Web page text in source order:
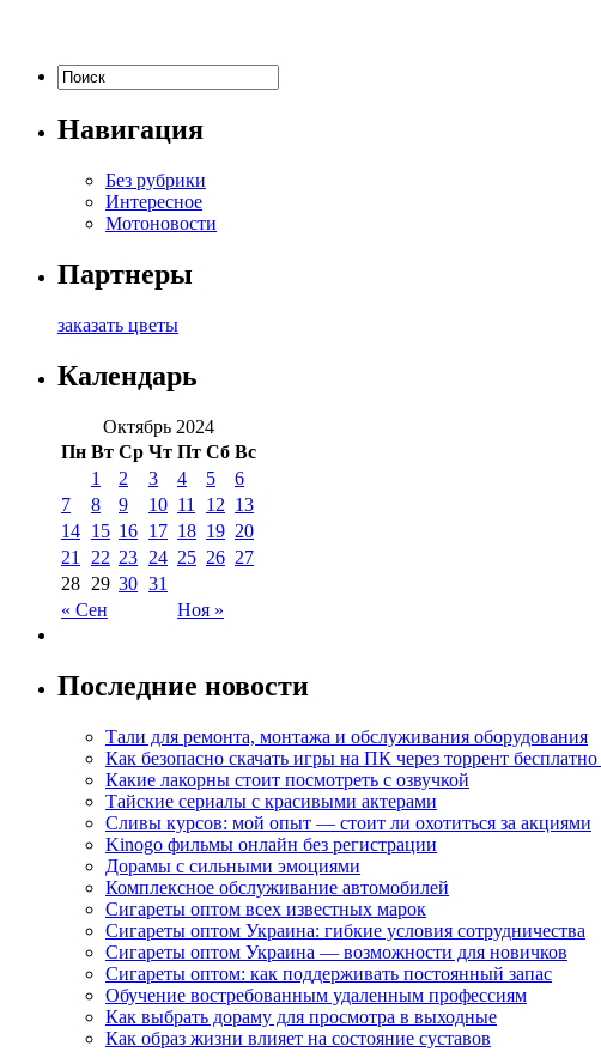
Навигация
Без рубрики
Интересное
Мотоновости
Партнеры
заказать цветы
Календарь
Октябрь 2024
Пн Вт Ср Чт Пт Сб Вс
« Сен Ноя »
1 2 3 4 5
6
7
8 9 10 11 12 13
14 15 16 17 18 19 20
21
22 23 24 25 26 27
28 29 30 31
Последние новости
Тали для ремонта, монтажа и обслуживания оборудования
Как безопасно скачать игры на ПК через торрент
Какие лакорны стоит посмотреть с озвучкой
Тайские сериалы с красивыми актерами
Сливы курсов: мой опыт — стоит ли охотиться за акциями
Kinogo фильмы онлайн без регистрации
Дорамы с сильными эмоциями
Комплексное обслуживание автомобилей
Сигареты оптом всех известных марок
Сигареты оптом Украина: гибкие условия сотрудничества
Сигареты оптом Украина — возможности для новичков
Сигареты оптом: как поддерживать постоянный запас
Обучение востребованным удаленным профессиям
Как выбрать дораму для просмотра в выходные
Как образ жизни влияет на состояние суставов